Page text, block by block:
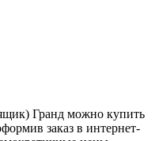
Гранд можно купить
заказ в интернет-